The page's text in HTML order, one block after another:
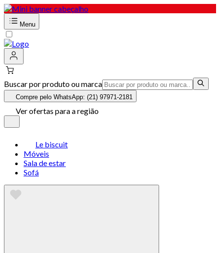
Menu
Buscar por produto ou marca
Compre pelo WhatsApp: (21) 97971-2181
Ver ofertas para a região
Le biscuit
Móveis
Sala de estar
Sofá